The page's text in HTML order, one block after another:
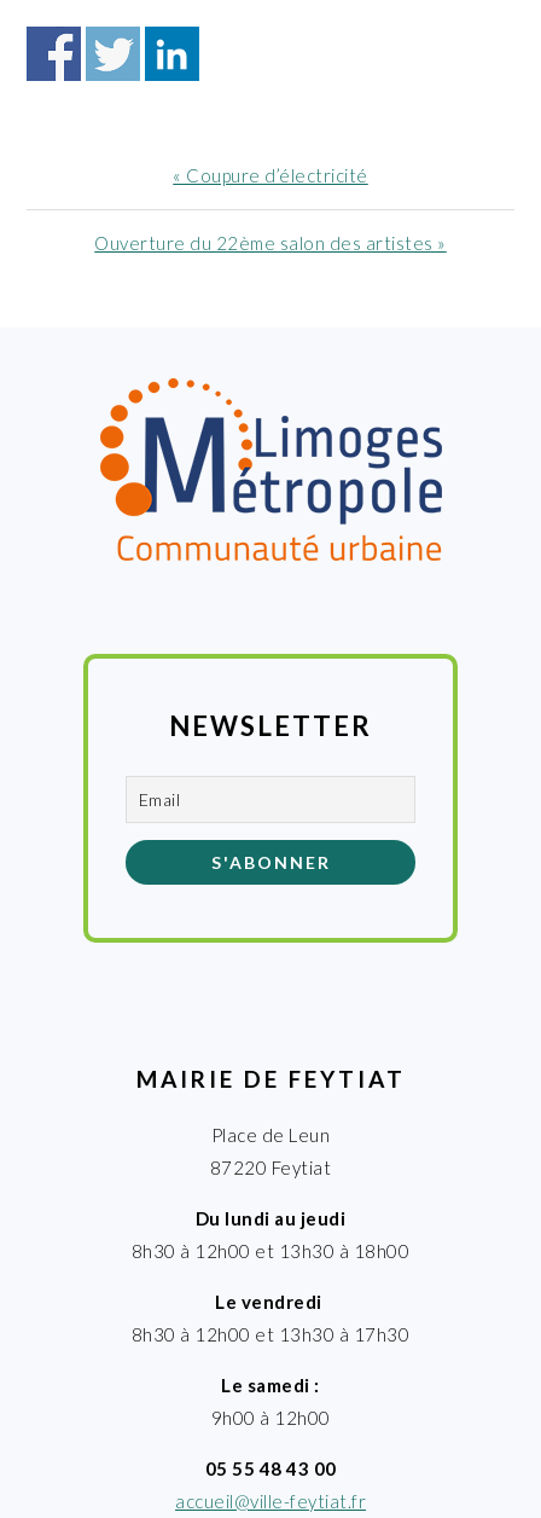
Article
précédent
:
« Coupure d’électricité
Article
Ouverture du 22ème salon des artistes »
NEWSLETTER
MAIRIE DE FEYTIAT
Place de Leun
87220 Feytiat
Du lundi au jeudi
8h30 à 12h00 et 13h30 à 18h00
Le vendredi
8h30 à 12h00 et 13h30 à 17h30
Le samedi :
9h00 à 12h00
05 55 48 43 00
accueil@ville-feytiat.fr